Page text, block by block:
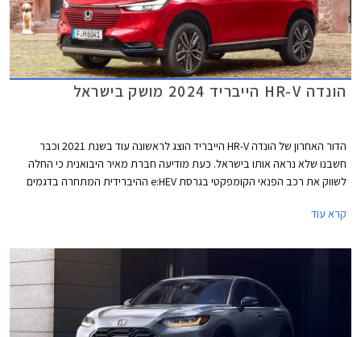
הונדה HR-V הייבריד 2024 מושק בישראל
הדור האחרון של הונדה HR-V הייבריד הוצג לראשונה עוד בשנת 2021 וכבר
חשבנו שלא נראה אותו בישראל. כעת מודיעה חברת מאיר היבואנית כי החלה
לשווק את רכב הפנאי הקומפקטי בגרסת e:HEV ההיברידית המתחרה בדגמים
צופים כי יהפוך למחזה נדיר בכבישי ישראל, בדומה לשאר דגמי הונדה המשווקים
קרא עוד